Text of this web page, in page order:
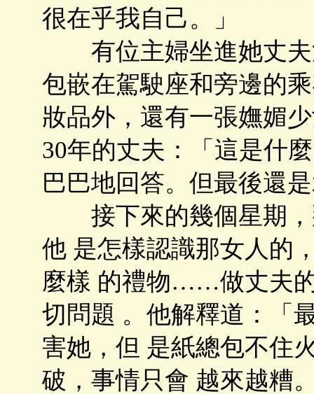
很在乎我自己。」
有位主婦坐進她丈夫
包嵌在駕駛座和旁邊的
妝品外，還有一張嫵媚
30年的丈夫：「這是什
巴巴地回答。但最後還
接下來的幾個星期，
他 是怎樣認識那女人的
麼樣 的禮物……做丈夫
切問題 。他解釋道：「
害她，但 是紙總包不住
破，事情只會 越來越糟